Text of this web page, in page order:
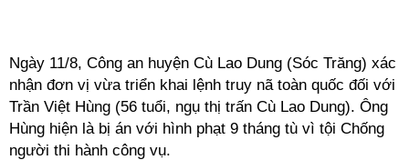
Ngày 11/8, Công an huyện Cù Lao Dung (Sóc Trăng) xác
nhận đơn vị vừa triển khai lệnh truy nã toàn quốc đối với
Trần Việt Hùng (56 tuổi, ngụ thị trấn Cù Lao Dung). Ông
Hùng hiện là bị án với hình phạt 9 tháng tù vì tội Chống
người thi hành công vụ.